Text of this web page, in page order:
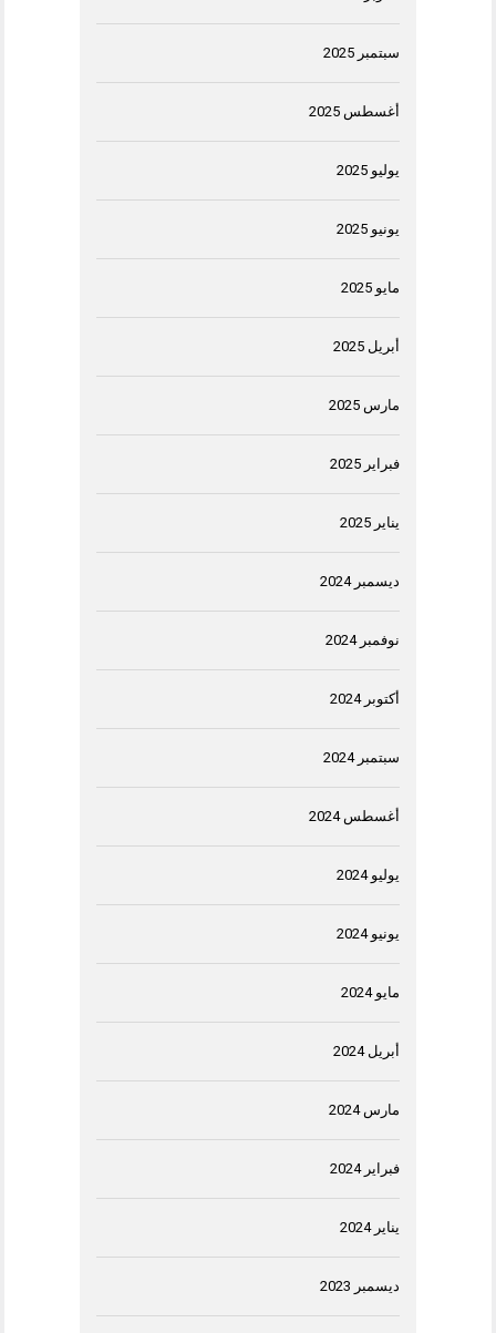
سبتمبر 2025
أغسطس 2025
يوليو 2025
يونيو 2025
مايو 2025
أبريل 2025
مارس 2025
فبراير 2025
يناير 2025
ديسمبر 2024
نوفمبر 2024
أكتوبر 2024
سبتمبر 2024
أغسطس 2024
يوليو 2024
يونيو 2024
مايو 2024
أبريل 2024
مارس 2024
فبراير 2024
يناير 2024
ديسمبر 2023